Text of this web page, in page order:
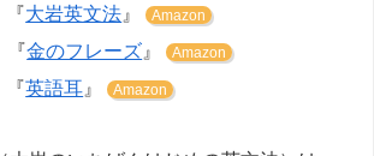
『大岩英文法 』 Amazon
『金のフレーズ 』 Amazon
『英語耳 』 Amazon